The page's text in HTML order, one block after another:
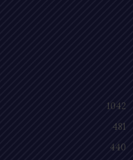
1042
481
440